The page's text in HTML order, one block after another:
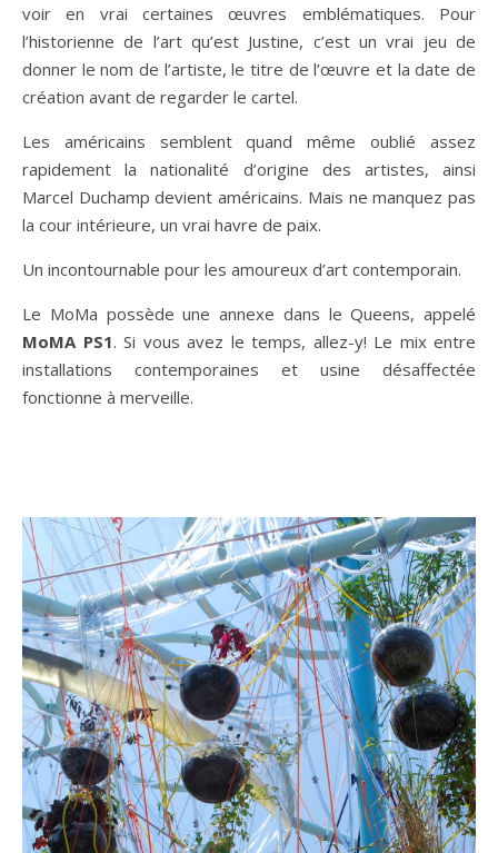
voir en vrai certaines œuvres emblématiques. Pour
l’historienne de l’art qu’est Justine, c’est un vrai jeu de
donner le nom de l’artiste, le titre de l’œuvre et la date de
création avant de regarder le cartel.
Les américains semblent quand même oublié assez
rapidement la nationalité d’origine des artistes, ainsi
Marcel Duchamp devient américains. Mais ne manquez pas
la cour intérieure, un vrai havre de paix.
Un incontournable pour les amoureux d’art contemporain.
Le MoMa possède une annexe dans le Queens, appelé
MoMA PS1. Si vous avez le temps, allez-y! Le mix entre
installations contemporaines et usine désaffectée
fonctionne à merveille.